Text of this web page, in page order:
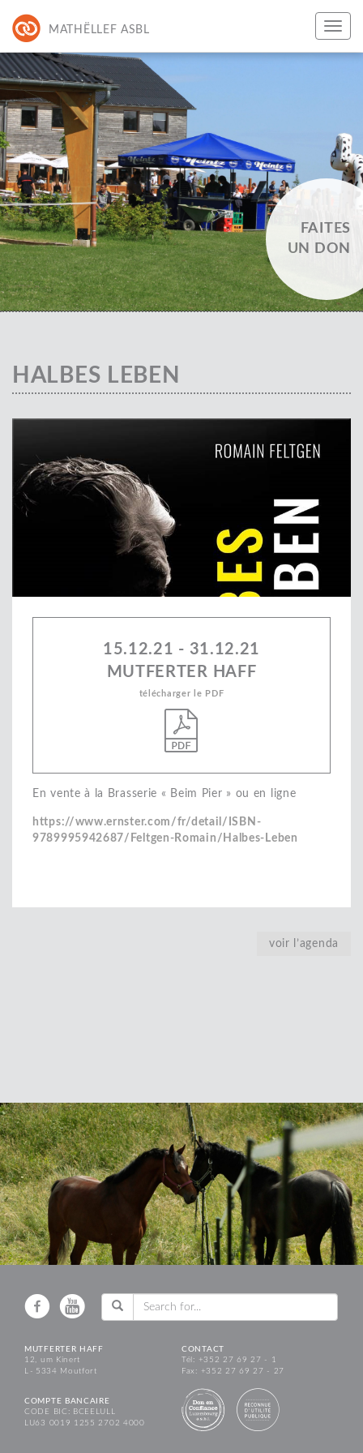
MATHËLLEF ASBL
FAITES
UN DON
HALBES LEBEN
15.12.21 - 31.12.21
MUTFERTER HAFF
télécharger le PDF
En vente à la Brasserie « Beim Pier » ou en ligne
https://www.ernster.com/fr/detail/ISBN-
9789995942687/Feltgen-Romain/Halbes-Leben
voir l’agenda
MUTFERTER HAFF
12, um Kinert
L - 5334 Moutfort
CONTACT
Tél: +352 27 69 27 - 1
Fax: +352 27 69 27 - 27
COMPTE BANCAIRE
CODE BIC: BCEELULL
LU63 0019 1255 2702 4000